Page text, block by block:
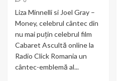
Liza Minnelli si Joel Gray –
Money, celebrul cântec din
nu mai puțin celebrul film
Cabaret Ascultă online la
Radio Click Romania un
cântec-emblemă al...